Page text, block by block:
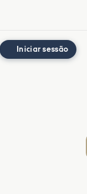
Iniciar sessão